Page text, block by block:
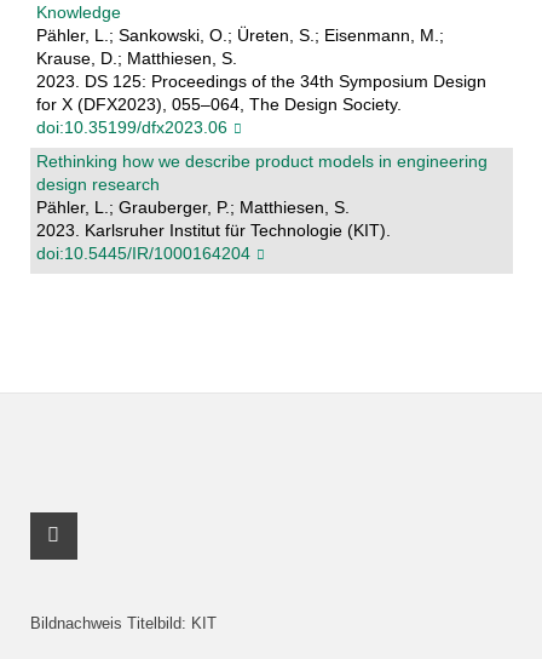
Knowledge
Pähler, L.; Sankowski, O.; Üreten, S.; Eisenmann, M.;
Krause, D.; Matthiesen, S.
2023. DS 125: Proceedings of the 34th Symposium Design
for X (DFX2023), 055–064, The Design Society.
doi:10.35199/dfx2023.06
Rethinking how we describe product models in engineering
design research
Pähler, L.; Grauberger, P.; Matthiesen, S.
2023. Karlsruher Institut für Technologie (KIT).
doi:10.5445/IR/1000164204
Youtube Profil
Bildnachweis Titelbild: KIT